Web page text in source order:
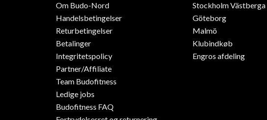
Om Budo-Nord
Handelsbetingelser
Returbetingelser
Betalinger
Integritetspolicy
Partner/Affiliate
Team Budofitness
Ledige jobs
Budofitness FAQ
Stockholm Västberga
Göteborg
Malmö
Klubindkøb
Engros afdeling